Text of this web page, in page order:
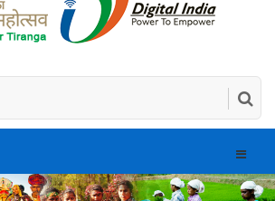
Toggle